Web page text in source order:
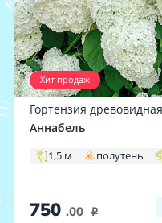
Хит продаж
Гортензия древовидная
Аннабель
1,5 м полутень
750 .00 i